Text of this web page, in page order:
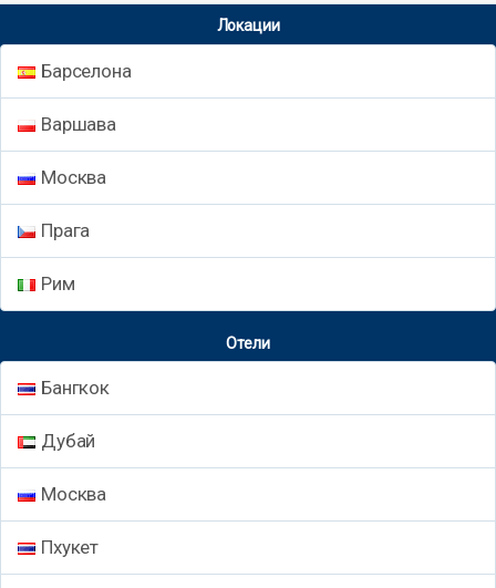
Локации
Барселона
Варшава
Москва
Прага
Рим
Отели
Бангкок
Дубай
Москва
Пхукет